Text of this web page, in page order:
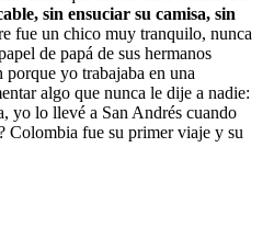
sin ensuciar su camisa, sin
fue un chico muy tranquilo, nunca
de papá de sus hermanos
yo trabajaba en una
algo que nunca le dije a nadie:
yo lo llevé a San Andrés cuando
Colombia fue su primer viaje y su